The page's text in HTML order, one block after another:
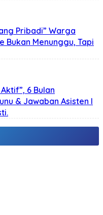
Pribadi” Warga
Bukan Menunggu, Tapi
6 Bulan
& Jawaban Asisten I